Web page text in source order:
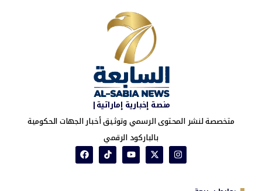
منصة إخبارية إماراتية|
متخصصة لنشر المحتوى الرسمي وتوثيق أخبار الجهات الحكومية
بالباركود الرقمي